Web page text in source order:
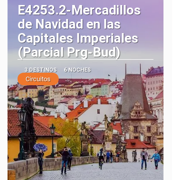
E4253.2-Mercadillos
de Navidad en las
Capitales Imperiales
(Parcial Prg-Bud)
3 DESTINOS 6 NOCHES
Circuitos